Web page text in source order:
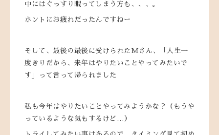
中にはぐっすり眠ってしまう方も、、、。
ホントにお疲れだったんですねー
そして、最後の最後に受けられたMさん、「人生一
度きりだから、来年はやりたいことやってみたいで
す」って言って帰られました
私も今年はやりたいことやってみようかな？（もうや
っているような気もするけど…）